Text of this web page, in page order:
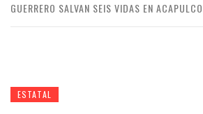
GUERRERO SALVAN SEIS VIDAS EN ACAPULCO
ESTATAL